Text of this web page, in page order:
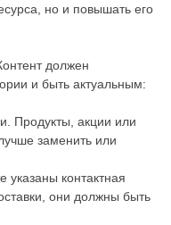
но и повышать его
должен
и быть актуальным:
Продукты, акции или
заменить или
контактная
они должны быть